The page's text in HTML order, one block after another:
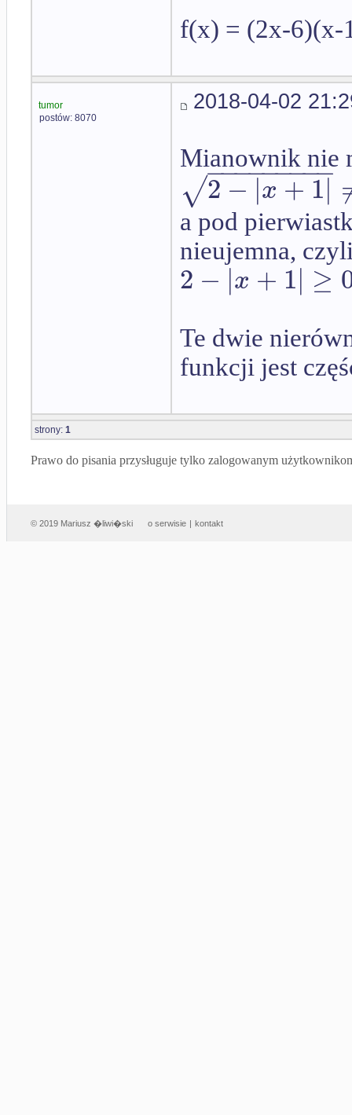
f(x) = (2x-6)(x-
tumor
postów: 8070
2018-04-02
Mianownik nie
2−|x +1|
− −
−−−−−−−
√
a pod
nieujemna,
2 −|x + 1| ≥
Te dwie
funkcji jest
strony: 1
Prawo do pisania przysługuje tylko zalogowanym
© 2019 Mariusz �liwi�ski o serwisie | kontakt